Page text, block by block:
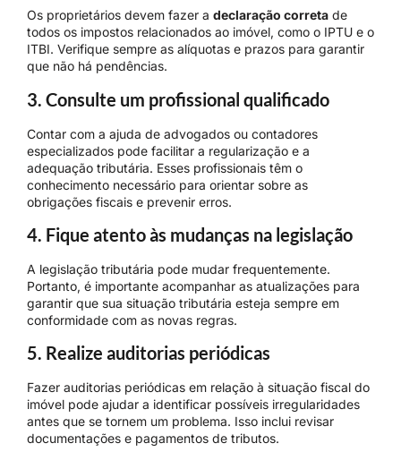
Os proprietários devem fazer a declaração correta de
todos os impostos relacionados ao imóvel, como o IPTU e o
ITBI. Verifique sempre as alíquotas e prazos para garantir
que não há pendências.
3. Consulte um profissional qualificado
Contar com a ajuda de advogados ou contadores
especializados pode facilitar a regularização e a
adequação tributária. Esses profissionais têm o
conhecimento necessário para orientar sobre as
obrigações fiscais e prevenir erros.
4. Fique atento às mudanças na legislação
A legislação tributária pode mudar frequentemente.
Portanto, é importante acompanhar as atualizações para
garantir que sua situação tributária esteja sempre em
conformidade com as novas regras.
5. Realize auditorias periódicas
Fazer auditorias periódicas em relação à situação fiscal do
imóvel pode ajudar a identificar possíveis irregularidades
antes que se tornem um problema. Isso inclui revisar
documentações e pagamentos de tributos.